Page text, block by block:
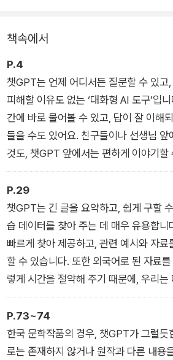
책속에서
P.4
챗GPT는 언제 어디서든 질문할 수 있고
피해할 이유도 없는 ‘대화형 AI 도구’입
간에 바로 물어볼 수 있고, 답이 잘 이해
들을 수도 있어요. 친구들이나 선생님 앞
것도, 챗GPT 앞에서는 편하게 이야기할
프롤로그
P.29
챗GPT는 긴 글을 요약하고, 쉽게 구할
습 데이터를 찾아 주는 데 매우 유용합니
빠르게 찾아 제공하고, 관련 예시와 자
할 수 있습니다. 또한 외국어로 된 자료
렇게 시간을 절약해 주기 때문에, 우리는
간을 투자할 수 있습니다. 결과적으로 학
다.
챗GPT와 공부하면 어떤 점이 좋을까?
P.73~74
한국 문학작품의 경우, 챗GPT가 그럴듯
로는 존재하지 않거나 원작과 다른 내용